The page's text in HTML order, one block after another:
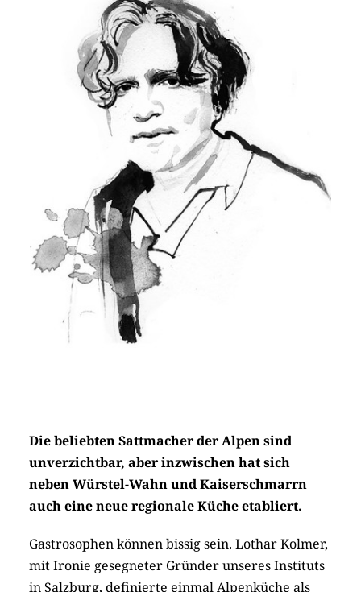
Die beliebten Sattmacher der Alpen sind
unverzichtbar, aber inzwischen hat sich
neben Würstel-Wahn und Kaiserschmarrn
auch eine neue regionale Küche etabliert.
Gastrosophen können bissig sein. Lothar Kolmer,
mit Ironie gesegneter Gründer unseres Instituts
in Salzburg, definierte einmal Alpenküche als